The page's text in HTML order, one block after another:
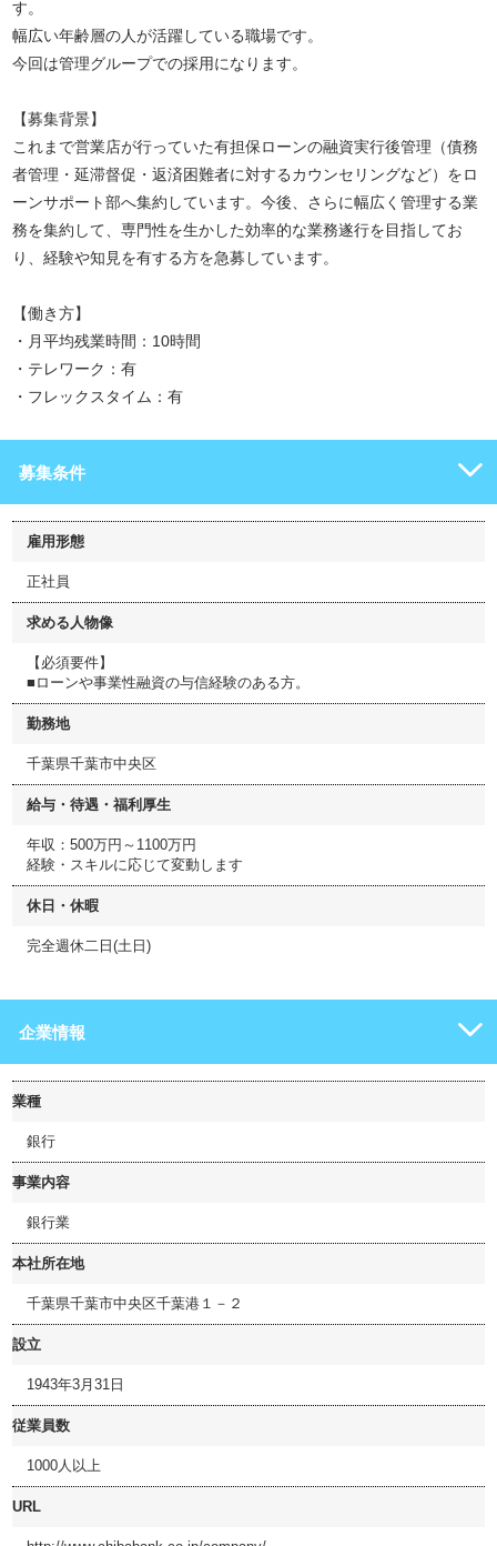
す。
幅広い年齢層の人が活躍している職場です。
今回は管理グループでの採用になります。
【募集背景】
これまで営業店が行っていた有担保ローンの融資実行後管理（債務
者管理・延滞督促・返済困難者に対するカウンセリングなど）をロ
ーンサポート部へ集約しています。今後、さらに幅広く管理する業
務を集約して、専門性を生かした効率的な業務遂行を目指してお
り、経験や知見を有する方を急募しています。
【働き方】
・月平均残業時間：10時間
・テレワーク：有
・フレックスタイム：有
募集条件
雇用形態
正社員
求める人物像
【必須要件】
■ローンや事業性融資の与信経験のある方。
勤務地
千葉県千葉市中央区
給与・待遇・福利厚生
年収：500万円～1100万円
経験・スキルに応じて変動します
休日・休暇
完全週休二日(土日)
企業情報
業種
銀行
事業内容
銀行業
本社所在地
千葉県千葉市中央区千葉港１－２
設立
1943年3月31日
従業員数
1000人以上
URL